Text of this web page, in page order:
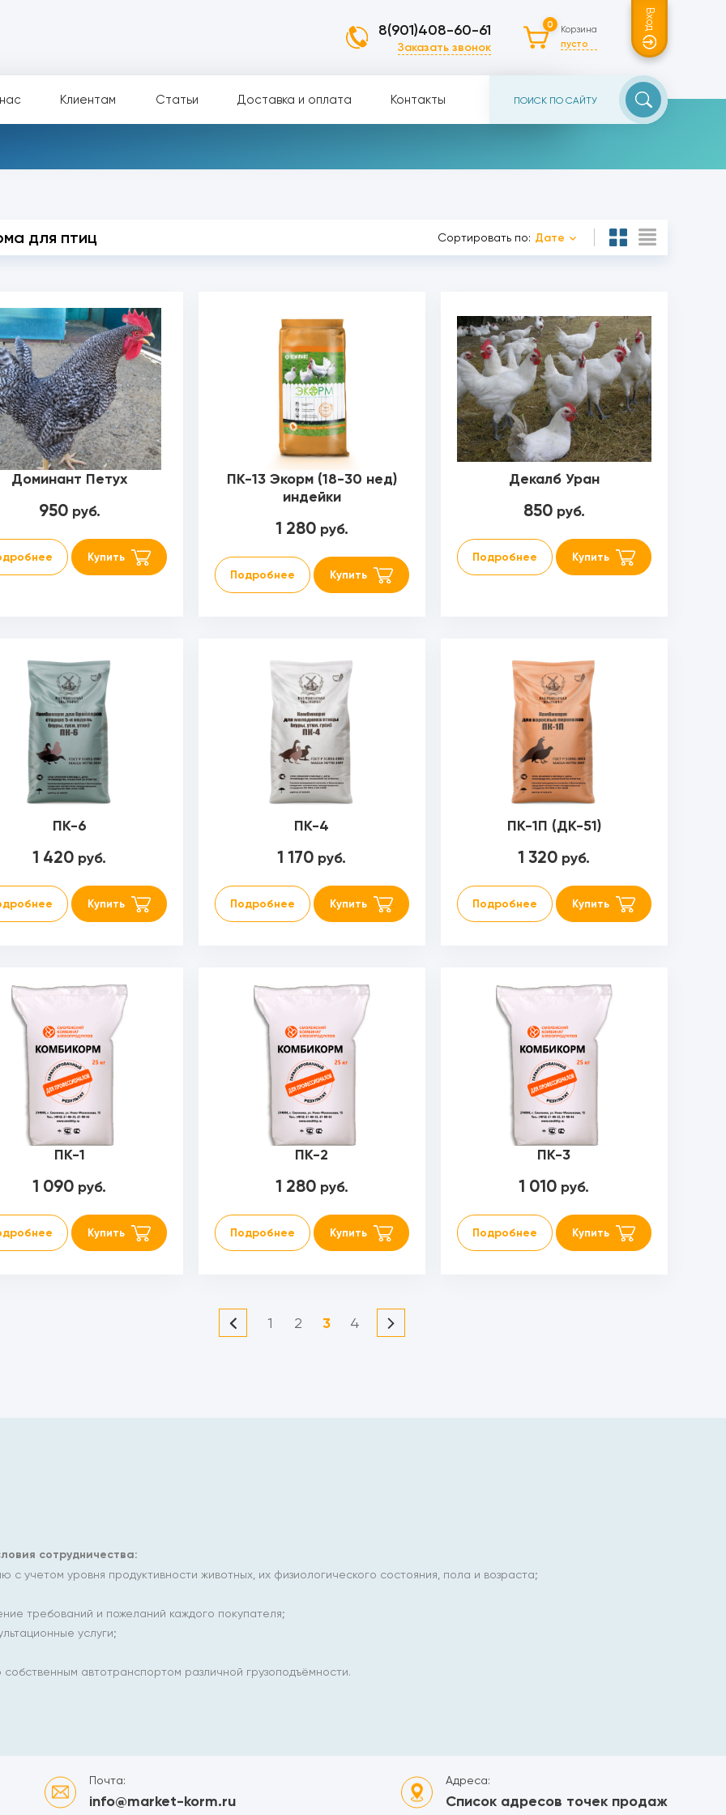
8(901)408-60-61
Заказать звонок
0 Корзина
пусто
Вход
Клиентам Статьи Доставка и оплата Контакты
для птиц Сортировать по: Дате
Доминант Петух
950руб.
Купить
ПК-13 Экорм (18-30 нед)
индейки
1 280руб.
Подробнее Купить
Декалб Уран
850руб.
Подробнее Купить
ПК-6
1 420 руб.
Купить
ПК-4
1 170 руб.
Подробнее Купить
ПК-1П (ДК-51)
1 320 руб.
Подробнее Купить
ПК-1
1 090 руб.
Купить
ПК-2
1 280руб.
Подробнее Купить
ПК-3
1 010 руб.
Подробнее Купить
1 2 3 4
сотрудничества:
учетом уровня продуктивности животных, их физиологического состояния, пола и возраста;
требований и пожеланий каждого покупателя;
услуги;
автотранспортом различной грузоподъёмности.
Почта:
info@market-korm.ru
Адреса:
Список адресов точек продаж